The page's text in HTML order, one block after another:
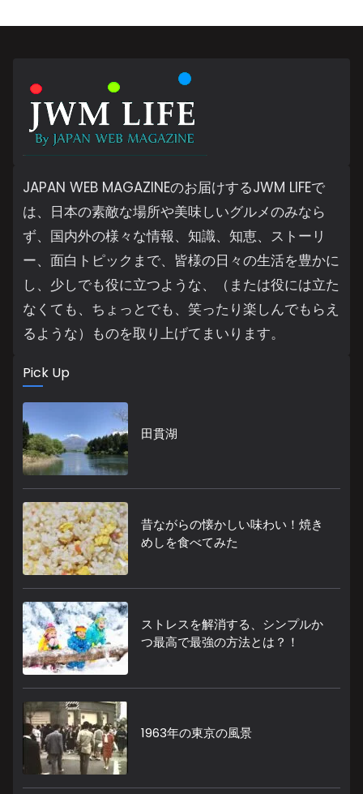
JAPAN WEB MAGAZINEのお届けするJWM LIFEで
は、日本の素敵な場所や美味しいグルメのみなら
ず、国内外の様々な情報、知識、知恵、ストーリ
ー、面白トピックまで、皆様の日々の生活を豊かに
し、少しでも役に立つような、（または役には立た
なくても、ちょっとでも、笑ったり楽しんでもらえ
るような）ものを取り上げてまいります。
Pick Up
田貫湖
昔ながらの懐かしい味わい！焼き
めしを食べてみた
ストレスを解消する、シンプルか
つ最高で最強の方法とは？！
1963年の東京の風景